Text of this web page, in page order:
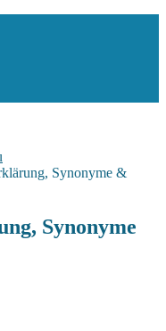
Synonyme &
Synonyme